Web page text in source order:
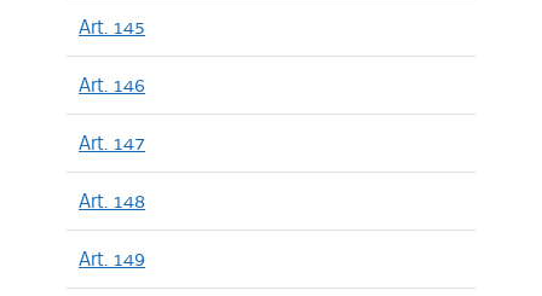
Art. 145
Art. 146
Art. 147
Art. 148
Art. 149